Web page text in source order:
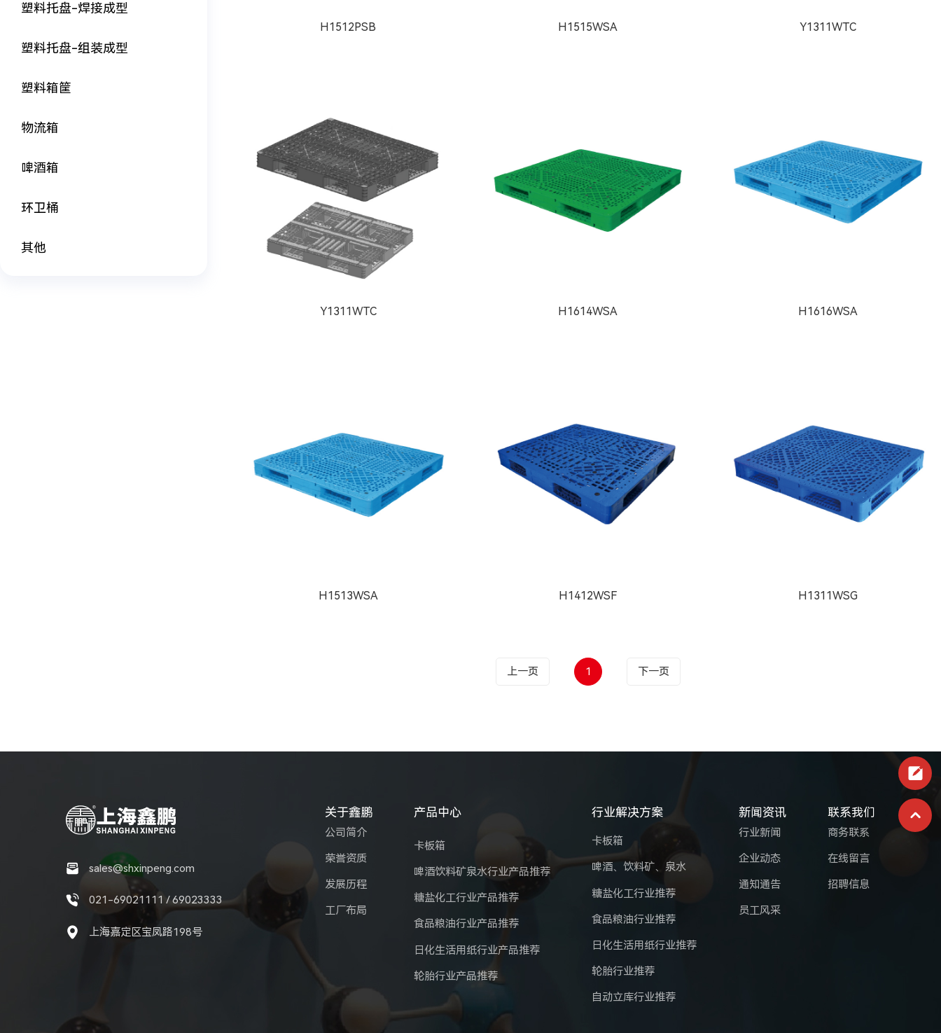
塑料托盘-焊接成型
塑料托盘-组装成型
塑料箱筐
物流箱
啤酒箱
环卫桶
其他
H1512PSB H1515WSA Y1311WTC
Y1311WTC H1614WSA H1616WSA
H1513WSA H1412WSF H1311WSG
上一页 1 下一页
sales@shxinpeng.com
021-69021111 / 69023333
上海嘉定区宝凤路198号
关于鑫鹏
公司简介
荣誉资质
发展历程
工厂布局
产品中心
卡板箱
啤酒饮料矿泉水行业产品推荐
糖盐化工行业产品推荐
食品粮油行业产品推荐
日化生活用纸行业产品推荐
轮胎行业产品推荐
行业解决方案
卡板箱
啤酒、饮料矿、泉水
糖盐化工行业推荐
食品粮油行业推荐
日化生活用纸行业推荐
轮胎行业推荐
自动立库行业推荐
新闻资讯
行业新闻
企业动态
通知通告
员工风采
联系我们
商务联系
在线留言
招聘信息